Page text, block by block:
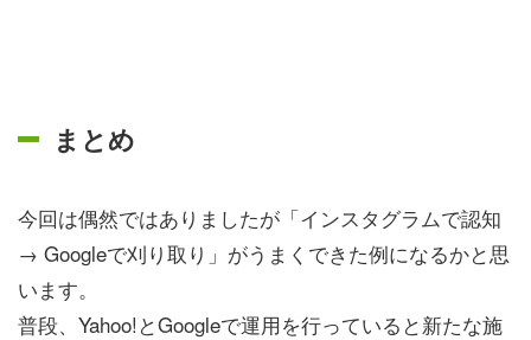
まとめ
今回は偶然ではありましたが「インスタグラムで認知
→ Googleで刈り取り」がうまくできた例になるかと思
います。
普段、Yahoo!とGoogleで運用を行っていると新たな施